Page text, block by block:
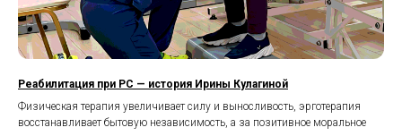
Реабилитация при РС — история Ирины Кулагиной
Физическая терапия увеличивает силу и выносливость, эрготерапия
восстанавливает бытовую независимость, а за позитивное моральное